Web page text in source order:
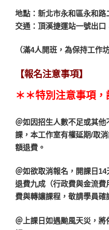
地點：新北市永和區永和路
交通：頂溪捷運站一號出口
（滿4人開班，為保持工作
【報名注意事項】
＊＊特別注意事項，
＠如因招生人數不足或其
課，本工作室有權延期/取
額退費。
＠如欲取消報名，開課日
退費九成（行政費與金流
費與轉讓課程，敬請學員確
＠上課日如遇颱風天災，